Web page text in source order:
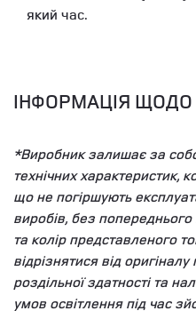
який час.
ІНФОРМАЦІЯ
*Виробник залишає за
технічних характеристик,
що не погіршують
виробів, без
та колір представленого
відрізнятися від
роздільної здатності та
умов освітлення під час